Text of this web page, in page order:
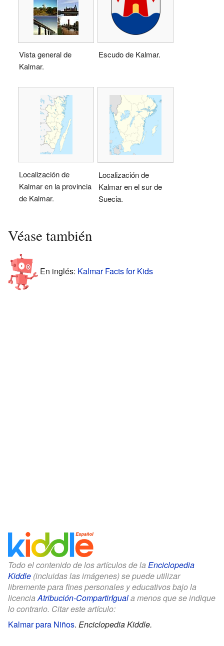
Vista general de
Kalmar.
Escudo de Kalmar.
Localización de
Kalmar en la provincia
de Kalmar.
Localización de
Kalmar en el sur de
Suecia.
Véase también
En inglés: Kalmar Facts for Kids
Todo el contenido de los artículos de la Enciclopedia
Kiddle (incluidas las imágenes) se puede utilizar
libremente para fines personales y educativos bajo la
licenciaAtribución-CompartirIguala menos que se indique
lo contrario. Citar este artículo:
Kalmar para Niños. Enciclopedia Kiddle.